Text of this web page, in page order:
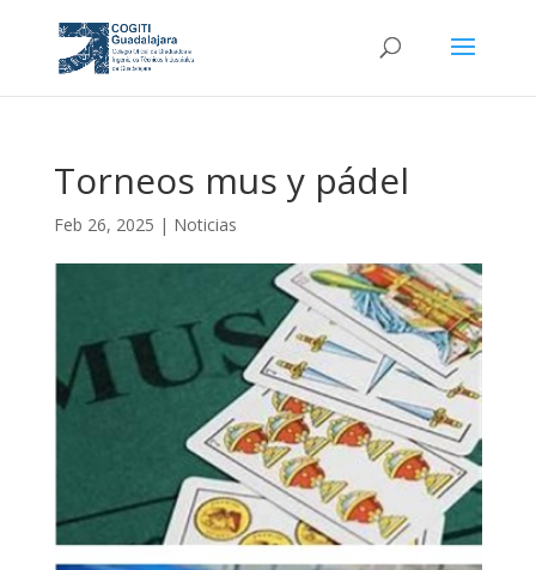
Torneos mus y pádel
Feb 26, 2025 | Noticias